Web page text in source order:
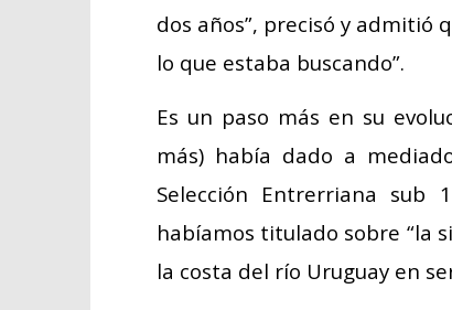
dos años”, precisó y admitió
lo que estaba buscando”.
Es un paso más en su
más) había dado a
Selección Entrerriana sub
habíamos titulado sobre “la
la costa del río Uruguay en